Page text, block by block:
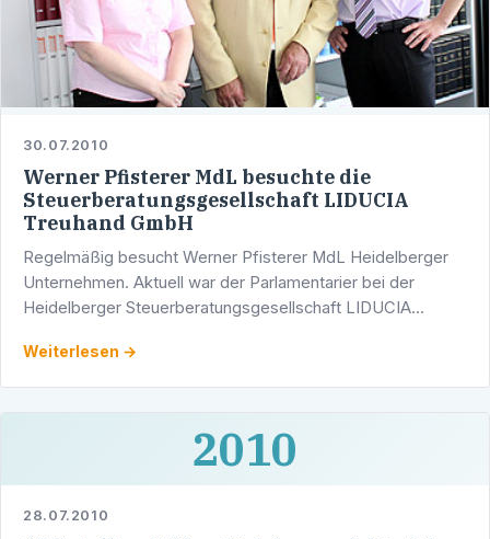
30.07.2010
Werner Pfisterer MdL besuchte die
Steuerberatungsgesellschaft LIDUCIA
Treuhand GmbH
Regelmäßig besucht Werner Pfisterer MdL Heidelberger
Unternehmen. Aktuell war der Parlamentarier bei der
Heidelberger Steuerberatungsgesellschaft LIDUCIA
Weiterlesen →
2010
28.07.2010